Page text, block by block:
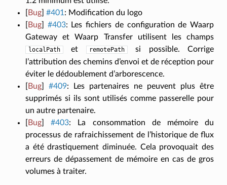
Bug] #401 : Modification du logo
Bug] #403: Les fichiers de configuration de Waarp
Gateway et Waarp Transfer utilisent les champs
localPath et remotePath
si possible. Corrige
l’attribution des chemins d’envoi et de réception pour
éviter le dédoublement d’arborescence.
Bug] #409: Les partenaires ne peuvent plus être
supprimés si ils sont utilisés comme passerelle pour
un autre partenaire.
Bug] #403: La consommation de mémoire du
processus de rafraichissement de l’historique de flux
a été drastiquement diminuée. Cela provoquait des
erreurs de dépassement de mémoire en cas de gros
volumes à traiter.